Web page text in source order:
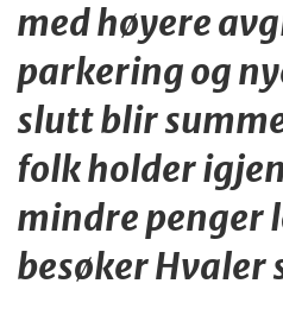
med høyere
parkering og
slutt blir
folk holder
mindre penger
besøker Hvaler